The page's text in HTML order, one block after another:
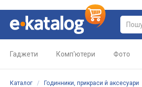
Гаджети Комп'ютери Фото
Каталог / Годинники, прикраси й аксесуари